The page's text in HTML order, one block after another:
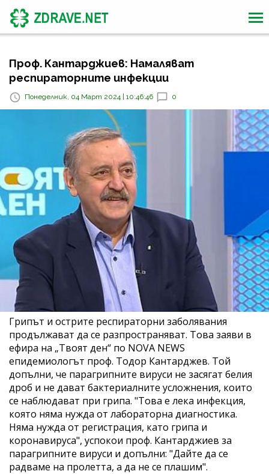
Проф. Кантарджиев: Намаляват
респираторните инфекции
Понеделник, 04 Март 2024 | 10:46:46 0
Грипът и острите респираторни заболявания
продължават да се разпространяват. Това заяви в
ефира на „Твоят ден“ по NOVA NEWS
епидемиологът проф. Тодор Кантарджев. Той
допълни, че парагрипните вируси не засягат белия
дроб и не дават бактериалните усложнения, които
се наблюдават при грипа. "Това е лека инфекция,
която няма нужда от лабораторна диагностика.
Няма нужда от регистрация, като грипа и
коронавируса", успокои проф. Кантарджиев за
парагрипните вируси и допълни: "Дайте да се
радваме на пролетта, а да не се плашим".